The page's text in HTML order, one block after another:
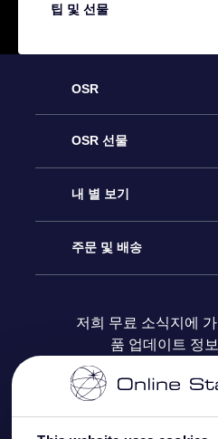
팁 및 선물
OSR
고객 서비스
연락처
블로그
OSR 선물
온라인 별 선물
OSR 선물 팩
OSR 상품권
기업 선물
내 별 보기
Star Register
맞춤 별 페이지
One Million Stars
주문 및 배송
결제 정보
배송 정보
저희 무료 소식지에
품 업데이트 정